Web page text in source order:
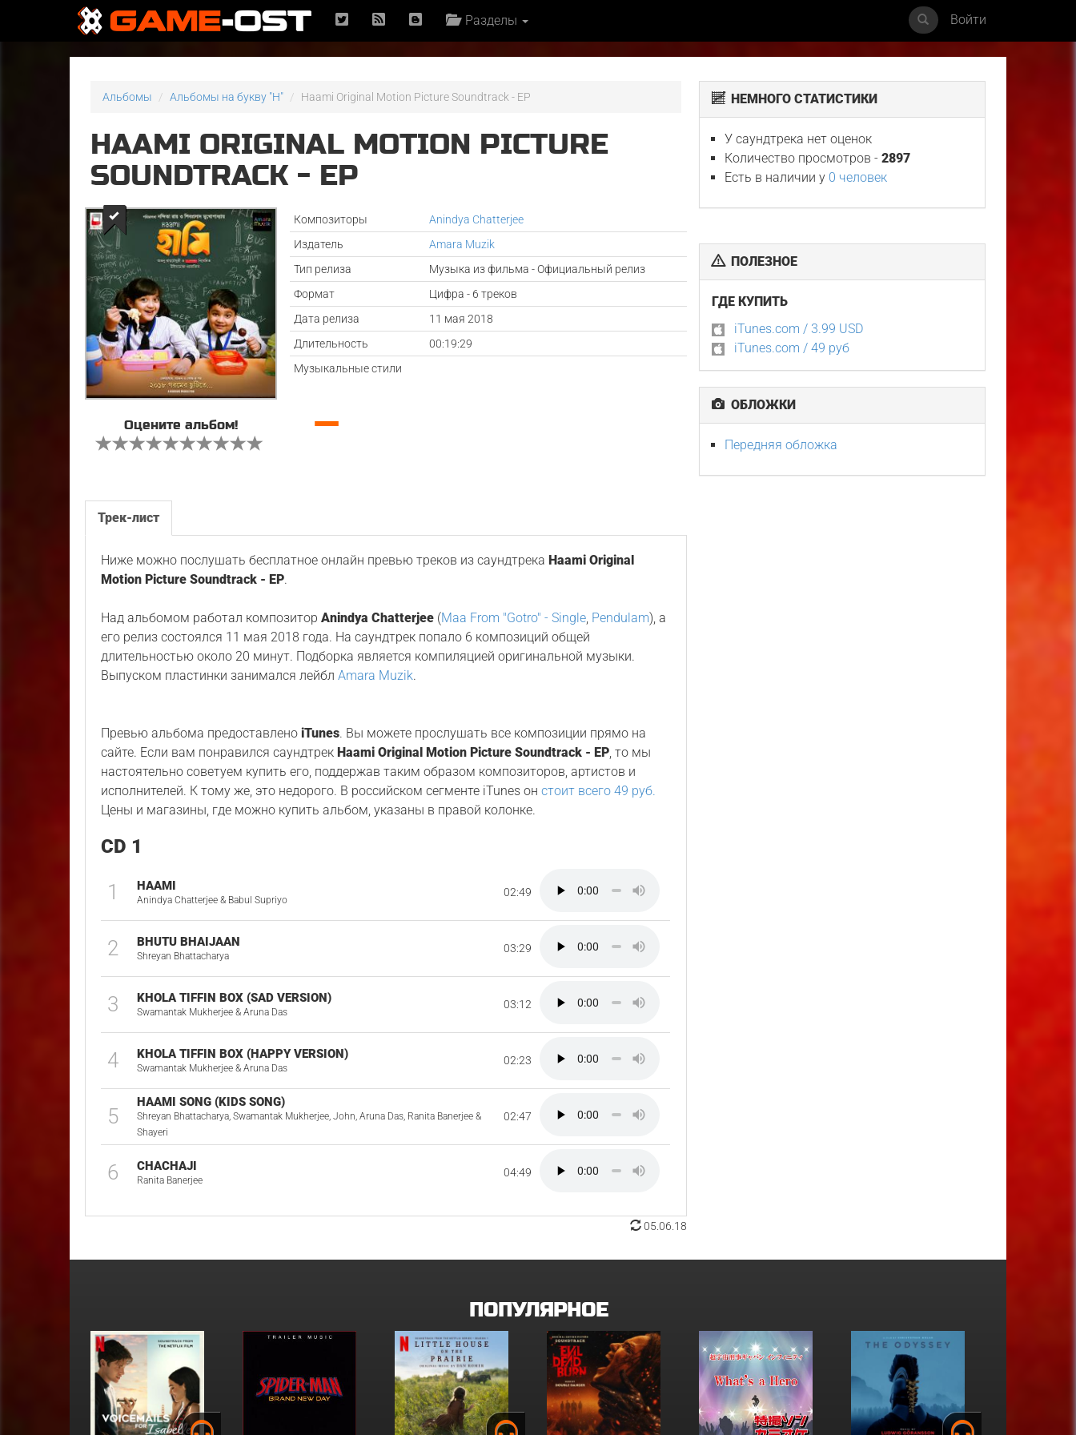
Разделы Войти
Альбомы Альбомы на букву "H" Haami Original Motion Picture Soundtrack - EP
HAAMI ORIGINAL MOTION PICTURE
SOUNDTRACK - EP
Композиторы
Anindya Chatterjee
Издатель
Amara Muzik
Тип релиза
Музыка из фильма - Официальный релиз
Формат
Цифра - 6 треков
Дата релиза
11 мая 2018
Длительность
00:19:29
Музыкальные стили
Оцените альбом! —
Трек-лист
Ниже можно послушать бесплатное онлайн превью треков из саундтрека Haami Original
Motion Picture Soundtrack - EP.
Над альбомом работал композиторAnindya Chatterjee (Maa From "Gotro" - Single, Pendulam), а
его релиз состоялся 11 мая 2018 года. На саундтрек попало 6 композиций общей
длительностью около 20 минут. Подборка является компиляцией оригинальной музыки.
Выпуском пластинки занимался лейблAmara Muzik.
Превью альбома предоставленоiTunes. Вы можете прослушать все композиции прямо на
сайте. Если вам понравился саундтрек Haami Original Motion Picture Soundtrack - EP, то мы
настоятельно советуем купить его, поддержав таким образом композиторов, артистов и
исполнителей. К тому же, это недорого. В российском сегменте iTunes онстоит всего 49 руб.
Цены и магазины, где можно купить альбом, указаны в правой колонке.
CD 1
1 HAAMI
Anindya Chatterjee & Babul Supriyo
02:49
2 BHUTU BHAIJAAN
Shreyan Bhattacharya
03:29
3 KHOLA TIFFIN BOX (SAD VERSION)
Swamantak Mukherjee & Aruna Das
03:12
4 KHOLA TIFFIN BOX (HAPPY VERSION)
Swamantak Mukherjee & Aruna Das
02:23
5
HAAMI SONG (KIDS SONG)
Shreyan Bhattacharya, Swamantak Mukherjee, John, Aruna Das, Ranita Banerjee &
Shayeri
02:47
6 CHACHAJI
Ranita Banerjee
04:49
05.06.18
НЕМНОГО СТАТИСТИКИ
У саундтрека нет оценок
Количество просмотров -2897
Есть в наличии у 0 человек
ПОЛЕЗНОЕ
ГДЕ КУПИТЬ
iTunes.com / 3.99 USD
iTunes.com / 49 руб
ОБЛОЖКИ
Передняя обложка
ПОПУЛЯРНОЕ